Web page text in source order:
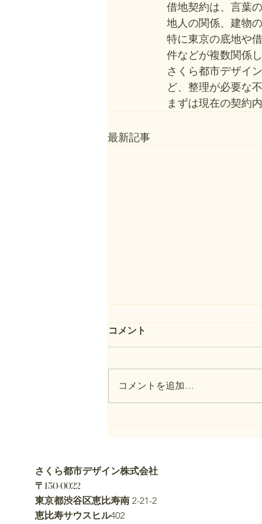
借地契約は、言葉
地人の関係、建物
特に東京の底地や
件などが複数関係
さくら都市デザイ
ど、整理が必要な
まずは現在の契約
最新記事
境界標とは
境界標を一言でいうと 境界標と
です。 隣地との境界や、道路と
の境界を確認する際に重要にな
レート、金属鋲、プラスチック
あります。 土地の売却、建替
え、測量、相続不動産の整理を進
コメント
コメントを追加…
さくら都市デザイン株式会社
〒150-0022
東京都渋谷区恵比寿南 2-21-2
恵比寿サウスヒル402